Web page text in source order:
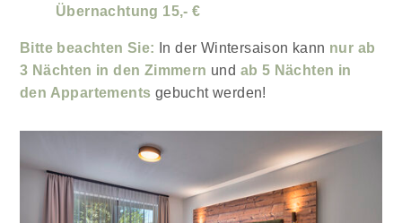
Übernachtung 15,- €
Bitte beachten Sie: In der Wintersaison kann nur ab
3 Nächten in den Zimmern und ab 5 Nächten in
den Appartements gebucht werden!